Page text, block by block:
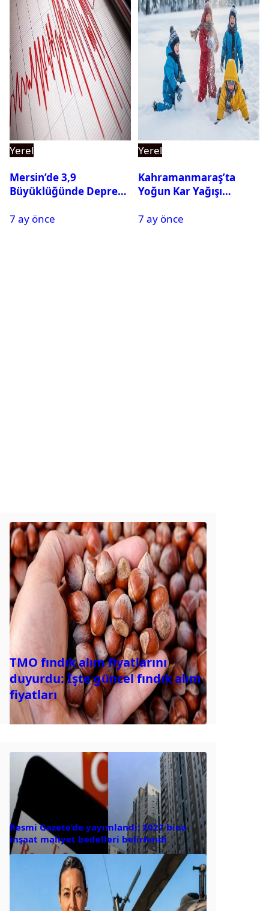
Yerel
Mersin’de 3,9
Büyüklüğünde Deprem
7 ay önce
Yerel
Kahramanmaraş’ta
Yoğun Kar Yağışı
Tatil
7 ay önce
TMO fındık alım fiyatlarını
duyurdu: İşte güncel fındık alım
fiyatları
Resmi Gazete’de yayımlandı: 2027 bina
inşaat maliyet bedelleri belirlendi